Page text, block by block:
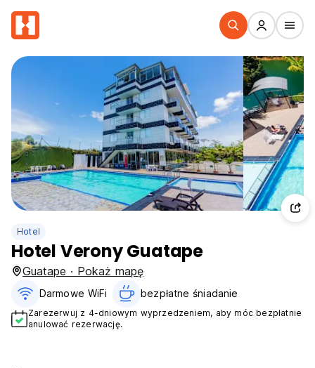
Hotel
Hotel Verony Guatape
Guatape · Pokaż mapę
Darmowe WiFi bezpłatne śniadanie‎
Zarezerwuj z 4-dniowym wyprzedzeniem, aby móc bezpłatnie
anulować rezerwację.